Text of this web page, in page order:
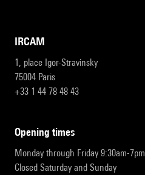
IRCAM
1, place Igor-Stravinsky
75004 Paris
+33 1 44 78 48 43
opening times
Monday through Friday 9:30am-7pm
Closed Saturday and Sunday